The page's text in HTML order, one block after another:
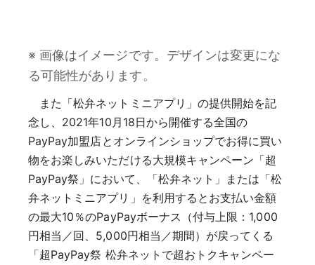
※ 画像はイメージです。デザインは変更にな
る可能性があります。
また「松弁ネットミニアプリ」の提供開始を記
念し、2021年10月18日から開催する全国の
PayPay加盟店とオンラインショップでお得に買い
物をお楽しみいただける大規模キャンペーン「超
PayPay祭」において、「松弁ネット」または「松
弁ネットミニアプリ」を利用するとお支払い金額
の最大10％のPayPayボーナス（付与上限：1,000
円相当／回、5,000円相当／期間）が戻ってくる
「超PayPay祭 松弁ネットで超おトクキャンペー